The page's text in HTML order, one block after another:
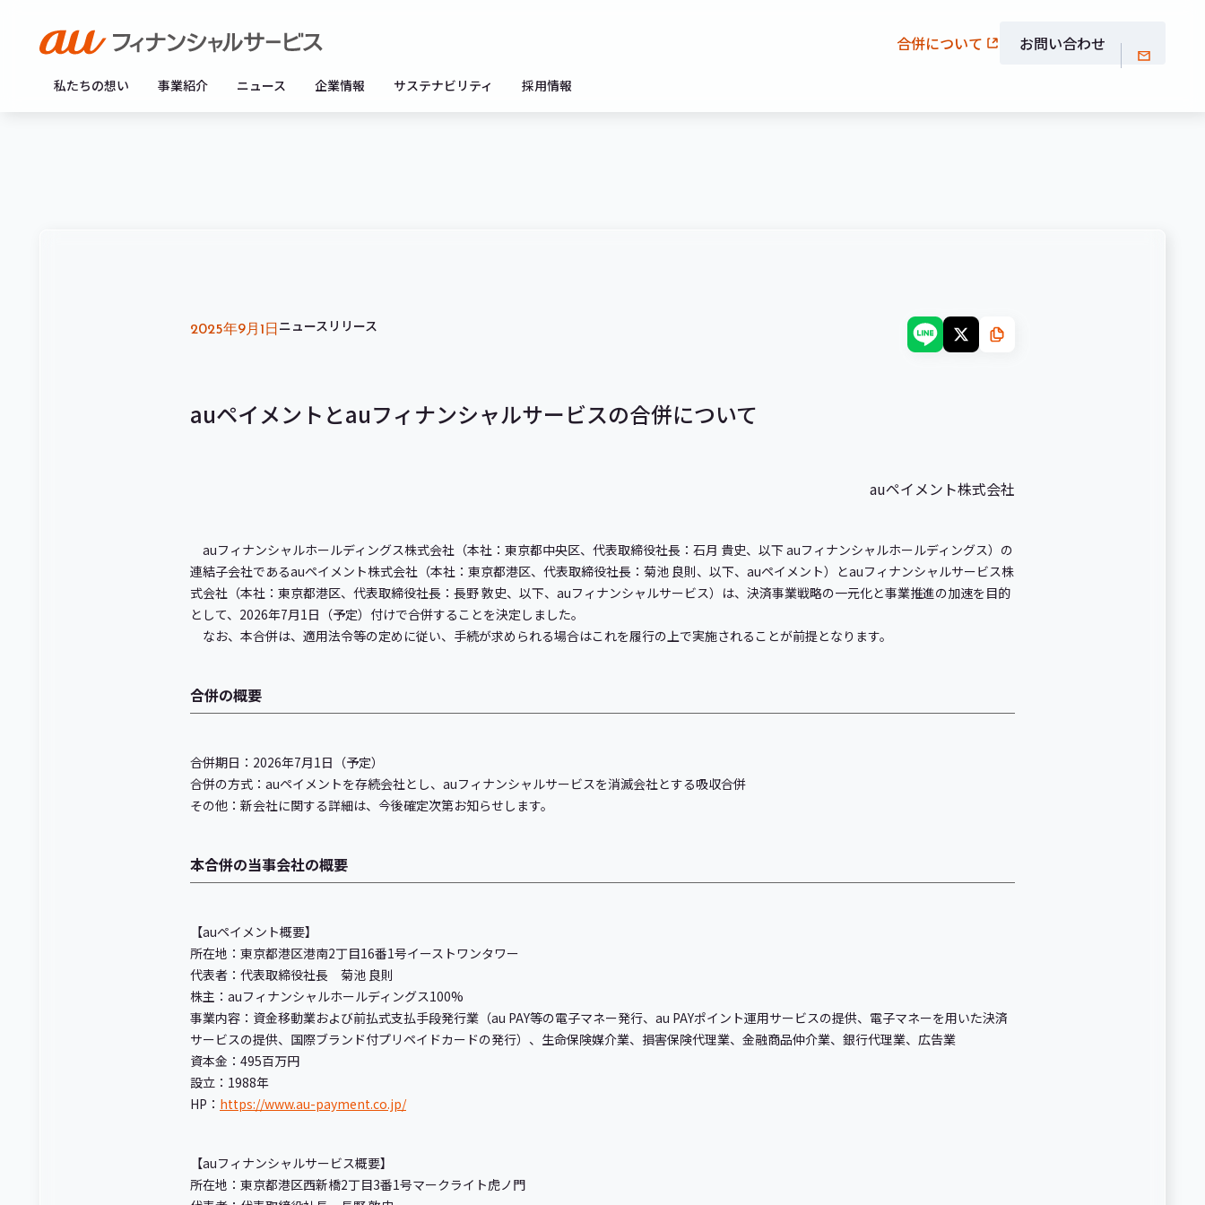
私たちの想い 事業紹介 ニュース 企業情報 サステナビリティ 採用情報
合併について お問い合わせ
2025年9月1日 ニュースリリース
auペイメントとauフィナンシャルサービスの合併について
auペイメント株式会社
auフィナンシャルホールディングス株式会社（本社：東京都中央区、代表取締役社長：石月 貴史、以下 auフィナンシャルホールディングス）の
連結子会社であるauペイメント株式会社（本社：東京都港区、代表取締役社長：菊池 良則、以下、auペイメント）とauフィナンシャルサービス株
式会社（本社：東京都港区、代表取締役社長：長野 敦史、以下、auフィナンシャルサービス）は、決済事業戦略の一元化と事業推進の加速を目的
として、2026年7月1日（予定）付けで合併することを決定しました。
なお、本合併は、適用法令等の定めに従い、手続が求められる場合はこれを履行の上で実施されることが前提となります。
合併の概要
合併期日：2026年7月1日（予定）
合併の方式：auペイメントを存続会社とし、auフィナンシャルサービスを消滅会社とする吸収合併
その他：新会社に関する詳細は、今後確定次第お知らせします。
本合併の当事会社の概要
【auペイメント概要】
所在地：東京都港区港南2丁目16番1号イーストワンタワー
代表者：代表取締役社長 菊池 良則
株主：auフィナンシャルホールディングス100%
事業内容：資金移動業および前払式支払手段発行業（au PAY等の電子マネー発行、au PAYポイント運用サービスの提供、電子マネーを用いた決済
サービスの提供、国際ブランド付プリペイドカードの発行）、生命保険媒介業、損害保険代理業、金融商品仲介業、銀行代理業、広告業
資本金：495百万円
設立：1988年
HP： https://www.au-payment.co.jp/
【auフィナンシャルサービス概要】
所在地：東京都港区西新橋2丁目3番1号マークライト虎ノ門